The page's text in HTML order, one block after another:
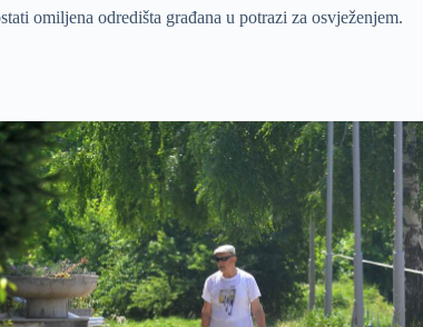
omiljena odredišta građana u potrazi za osvježenjem.